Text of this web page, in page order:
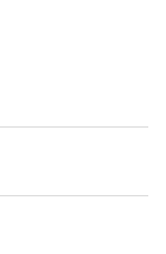
カラーフォーム
のみの簡易梱包